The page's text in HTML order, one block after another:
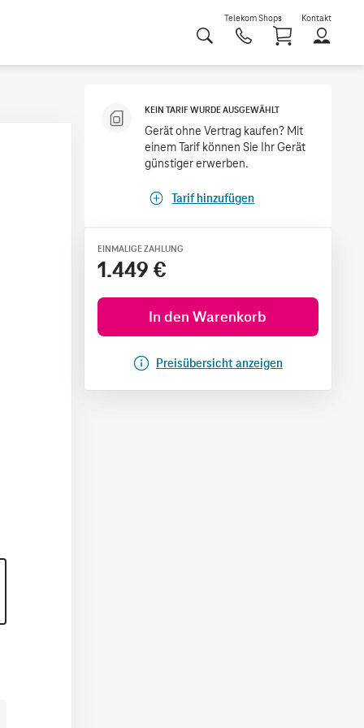
Telekom Shops Kontakt
KEIN TARIF WURDE AUSGEWÄHLT
Gerät ohne Vertrag kaufen? Mit
einem Tarif können Sie Ihr Gerät
günstiger erwerben.
Tarif hinzufügen
EINMALIGE ZAHLUNG
1.449 €
In den Warenkorb
Preisübersicht anzeigen